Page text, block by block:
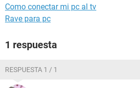
Como conectar mi pc al tv
Rave para pc
1 respuesta
RESPUESTA 1 / 1